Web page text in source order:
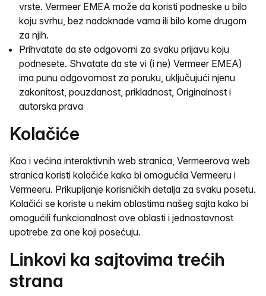
vrste. Vermeer EMEA može da koristi podneske u bilo
koju svrhu, bez nadoknade vama ili bilo kome drugom
za njih.
Prihvatate da ste odgovorni za svaku prijavu koju
podnesete. Shvatate da ste vi (i ne) Vermeer EMEA)
ima punu odgovornost za poruku, uključujući njenu
zakonitost, pouzdanost, prikladnost, Originalnost i
autorska prava
Kolačiće
Kao i većina interaktivnih web stranica, Vermeerova web
stranica koristi kolačiće kako bi omogućila Vermeeru i
Vermeeru. Prikupljanje korisničkih detalja za svaku posetu.
Kolačići se koriste u nekim oblastima našeg sajta kako bi
omogućili funkcionalnost ove oblasti i jednostavnost
upotrebe za one koji posećuju.
Linkovi ka sajtovima trećih
strana